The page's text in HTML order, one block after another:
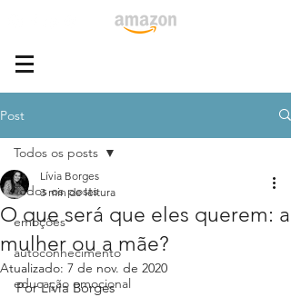
Post
Todos os posts
emoções
autoconhecimento
educação emocional
Todos os posts
O que será que eles querem: a
mulher ou a mãe?
Lívia Borges
3 min de leitura
Atualizado: 7 de nov. de 2020
Por Lívia Borges